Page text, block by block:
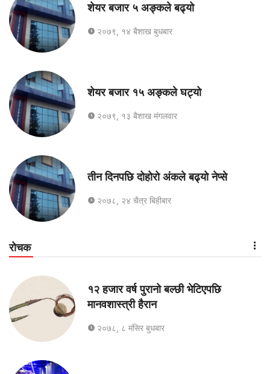
शेयर बजार ५ अङ्कले बढ्यो
२०७९, १४ बैशाख बुधबार
शेयर बजार १५ अङ्कले घट्यो
२०७९, १३ बैशाख मंगलवार
तीन दिनपछि दोहोरो अंकले बढ्यो नेप्से
२०७८, २४ चैत्र बिहीबार
रोचक
१२ हजार वर्ष पुरानो बल्छी भेटिएपछि
मानवशास्त्री हैरान
२०७८, ८ मंसिर बुधबार